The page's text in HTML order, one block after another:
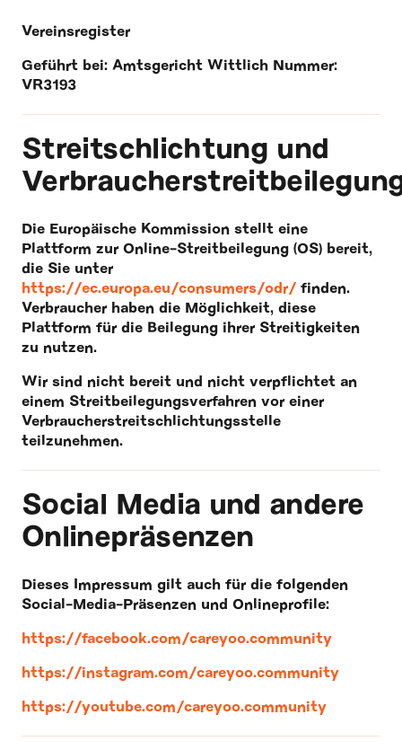
Vereinsregister
Geführt bei: Amtsgericht Wittlich Nummer:
VR3193
Streitschlichtung und
Die Europäische Kommission stellt eine
Plattform zur Online-Streitbeilegung (OS) bereit,
die Sie unter
https://ec.europa.eu/consumers/odr/ finden.
Verbraucher haben die Möglichkeit, diese
Plattform für die Beilegung ihrer Streitigkeiten
zu nutzen.
Wir sind nicht bereit und nicht verpflichtet an
einem Streitbeilegungsverfahren vor einer
Verbraucherstreitschlichtungsstelle
teilzunehmen.
Social Media und andere
Onlinepräsenzen
Dieses Impressum gilt auch für die folgenden
Social-Media-Präsenzen und Onlineprofile:
https://facebook.com/careyoo.community
https://instagram.com/careyoo.community
https://youtube.com/careyoo.community